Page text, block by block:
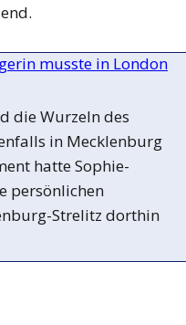
die Wurzeln des
in Mecklenburg
hatte Sophie-
persönlichen
Strelitz dorthin